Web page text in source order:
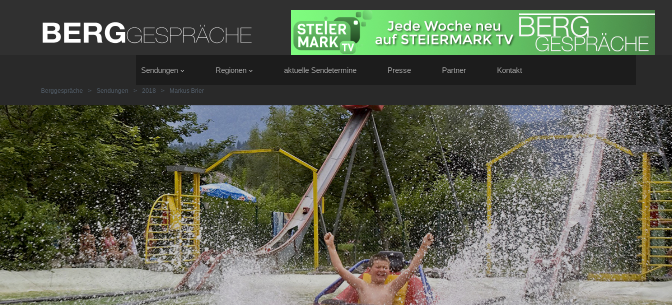
Sendungen Regionen aktuelle Sendetermine Presse Partner Kontakt
Berggespräche > Sendungen > 2018 > Markus Brier